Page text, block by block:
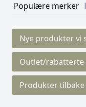
Populære merker
Nye produkter vi
Outlet/
Produkter